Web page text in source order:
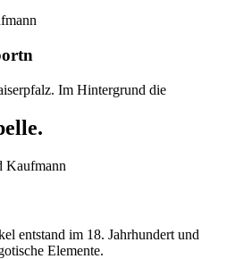
Im Hintergrund die
entstand im 18. Jahrhundert und
Elemente.